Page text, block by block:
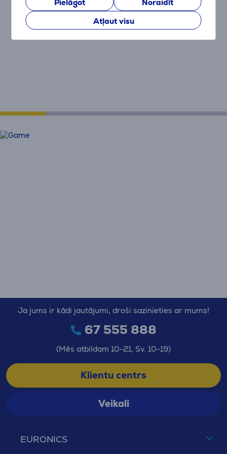
Atļaut visu
EURONICS
Ja jums ir kādi jautājumi, droši sazinieties ar mums!
67 555 888
(Mēs atbildam 10-21, Sv. 10-19)
Klientu centrs
Veikali